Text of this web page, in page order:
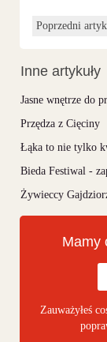
Poprzedni
Inne artykuły
Jasne wnętrze do
Przędza z Cięciny
Łąka to nie tylko
Bieda Festiwal -
Żywieccy
Mamy
Zauważyłeś